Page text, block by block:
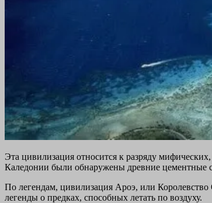
Эта цивилизация относится к разряду
Каледонии были обнаружены древние цементные
По легендам, цивилизация Ароэ, или Королевство
легенды о предках, способных летать по воздуху.